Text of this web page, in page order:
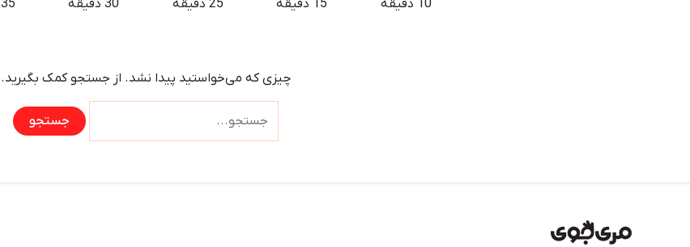
10 دقیقه 15 دقیقه 25 دقیقه 30 دقیقه 35 دقیقه
چیزی که می‌خواستید پیدا نشد. از جستجو کمک بگیرید.